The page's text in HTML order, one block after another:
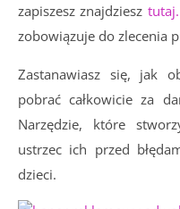
zapiszesz znajdziesz tutaj.
zobowiązuje do zlecenia
Zastanawiasz się, jak
pobrać całkowicie za
Narzędzie, które
ustrzec ich przed
dzieci.